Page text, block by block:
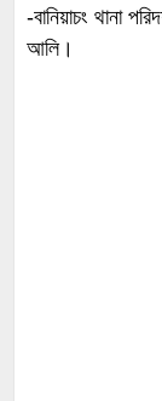
-বানিয়াচং থানা
আলি।